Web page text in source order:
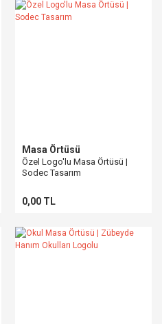
Masa Örtüsü
Özel Logo'lu Masa Örtüsü |
Sodec Tasarım
0,00 TL